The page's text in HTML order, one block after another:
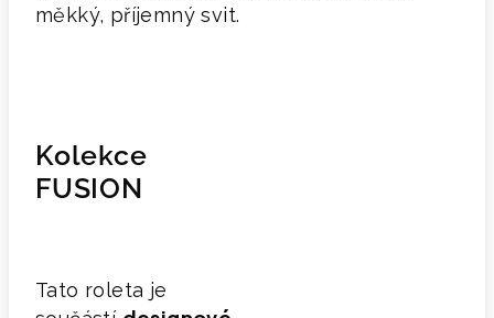
měkký, příjemný svit.
Kolekce
FUSION
Tato roleta je